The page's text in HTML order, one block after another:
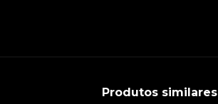
Produtos similares